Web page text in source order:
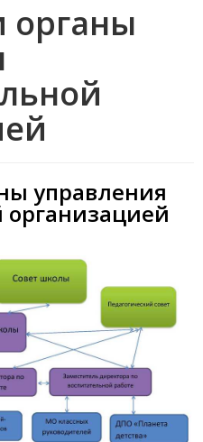
органы
управления
организацией